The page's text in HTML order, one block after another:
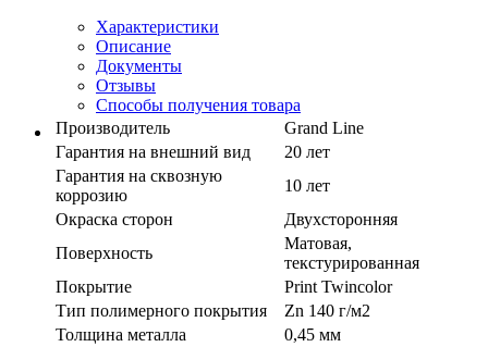
Характеристики
Описание
Документы
Отзывы
Способы получения товара
Производитель
Grand Line
Гарантия на внешний вид
20 лет
Гарантия на сквозную
коррозию
10 лет
Окраска сторон
Двухсторонняя
Поверхность
Матовая,
текстурированная
Покрытие
Print Twincolor
Тип полимерного покрытия
Zn 140 г/м2
Толщина металла
0,45 мм